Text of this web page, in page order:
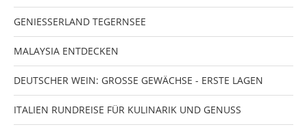
GENIESSERLAND TEGERNSEE
MALAYSIA ENTDECKEN
DEUTSCHER WEIN: GROSSE GEWÄCHSE - ERSTE LAGEN
ITALIEN RUNDREISE FÜR KULINARIK UND GENUSS